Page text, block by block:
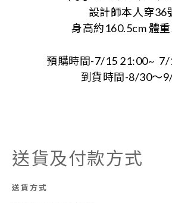
設計師本人穿36
身高約160.5cm 體重
預購時間-7/15 21:00~ 7/
到貨時間-8/30～
送貨及付款方式
送貨方式